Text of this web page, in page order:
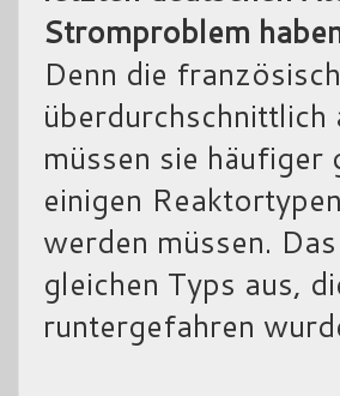
Stromproblem
Denn die
müssen sie
einigen
werden müssen.
gleichen Typs aus,
runtergefahren